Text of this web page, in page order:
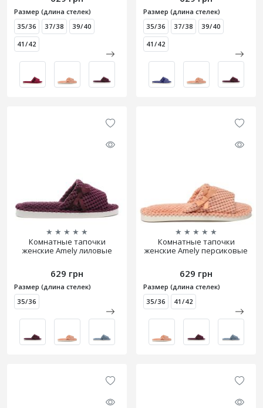
Размер (длина стелек)
35/36
37/38
39/40
41/42
Размер (длина стелек)
35/36
37/38
39/40
41/42
★ ★ ★ ★ ★
Комнатные тапочки
женские Amely лиловые
629 грн
Размер (длина стелек)
35/36
★ ★ ★ ★ ★
Комнатные тапочки
женские Amely персиковые
629 грн
Размер (длина стелек)
35/36
41/42